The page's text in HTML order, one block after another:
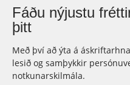
Fáðu nýjustu
þitt
Með því að ýta á
lesið og samþykkir
notkunarskilmála.